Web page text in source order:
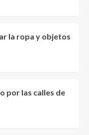
la ropa y objetos
por las calles de